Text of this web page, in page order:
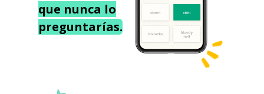
que nunca lo
preguntarías.